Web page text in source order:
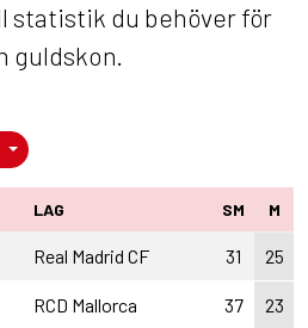
statistik du behöver för
guldskon.
LAG SM M
Real Madrid CF 31 25
RCD Mallorca 37 23